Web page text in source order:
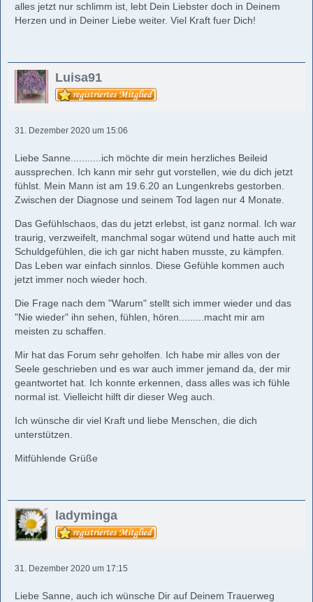
alles jetzt nur schlimm ist, lebt Dein Liebster doch in Deinem
Herzen und in Deiner Liebe weiter. Viel Kraft fuer Dich!
Luisa91
31. Dezember 2020 um 15:06
Liebe Sanne...........ich möchte dir mein herzliches Beileid
aussprechen. Ich kann mir sehr gut vorstellen, wie du dich jetzt
fühlst. Mein Mann ist am 19.6.20 an Lungenkrebs gestorben.
Zwischen der Diagnose und seinem Tod lagen nur 4 Monate.
Das Gefühlschaos, das du jetzt erlebst, ist ganz normal. Ich war
traurig, verzweifelt, manchmal sogar wütend und hatte auch mit
Schuldgefühlen, die ich gar nicht haben musste, zu kämpfen.
Das Leben war einfach sinnlos. Diese Gefühle kommen auch
jetzt immer noch wieder hoch.
Die Frage nach dem "Warum" stellt sich immer wieder und das
"Nie wieder" ihn sehen, fühlen, hören.........macht mir am
meisten zu schaffen.
Mir hat das Forum sehr geholfen. Ich habe mir alles von der
Seele geschrieben und es war auch immer jemand da, der mir
geantwortet hat. Ich konnte erkennen, dass alles was ich fühle
normal ist. Vielleicht hilft dir dieser Weg auch.
Ich wünsche dir viel Kraft und liebe Menschen, die dich
unterstützen.
Mitfühlende Grüße
ladyminga
31. Dezember 2020 um 17:15
Liebe Sanne, auch ich wünsche Dir auf Deinem Trauerweg